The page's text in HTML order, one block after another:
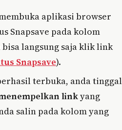
aplikasi browser
Snapsave pada kolom
langsung saja klik link
Snapsave).
terbuka, anda tinggal
linkyang
salin pada kolom yang